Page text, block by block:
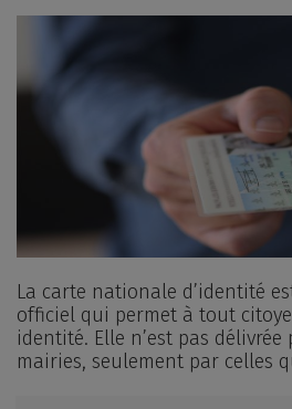
La carte nationale d’identité
officiel qui permet à tout
identité. Elle n’est pas
mairies, seulement par celles